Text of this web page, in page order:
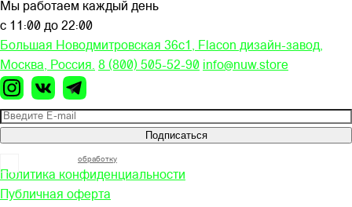
Мы работаем каждый день
с 11:00 до 22:00
Большая Новодмитровская 36c1, Flacon дизайн-завод,
Москва, Россия. 8 (800) 505-52-90 info@nuw.store
Подписаться
обработку
Политика конфиденциальности
Публичная оферта